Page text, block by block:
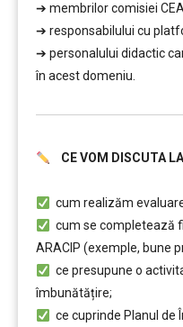
➔ membrilor comisiei
➔ responsabilului cu
➔ personalului didactic
în acest domeniu.
CE VOM DISCUTA
cum realizăm
cum se completează
ARACIP (exemple, bune
ce presupune o
îmbunătățire;
ce cuprinde Planul de